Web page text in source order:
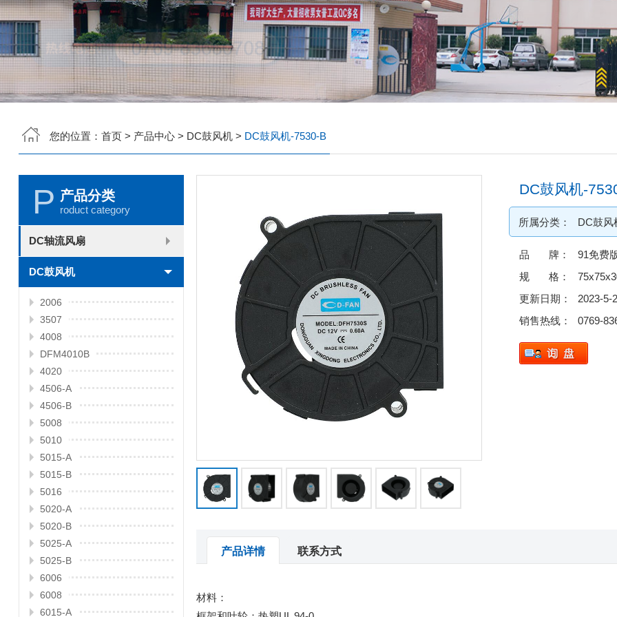
您的位置： 首页> 产品中心> DC鼓风机> DC鼓风机-7530-B
P 产品分类
roduct category
DC轴流风扇
2006
2010
2507
2510
3006
3007
3010
3510
4007
4010-B
4015
4020
4028
4510
5010
5015
5020
5025
6010
6015
6020
6025
6038
7010
7015
7025
8010
8015
8025-A
8025-B
8038
9025-B
8020
9238
1225-A
1225-B
1232
1238-A
1238-B
1425
1751
20060
DC鼓风机
2006
3507
4008
DFM4010B
4020
4506-A
4506-B
5008
5010
5015-A
5015-B
5016
5020-A
5020-B
5025-A
5025-B
6006
6008
6015-A
DC鼓风机-
所属分类： DC鼓风
品 牌：
91免费
规 格：
更新日期：
2023-5-
销售热线：
0769-
产品详情 联系方式
材料：